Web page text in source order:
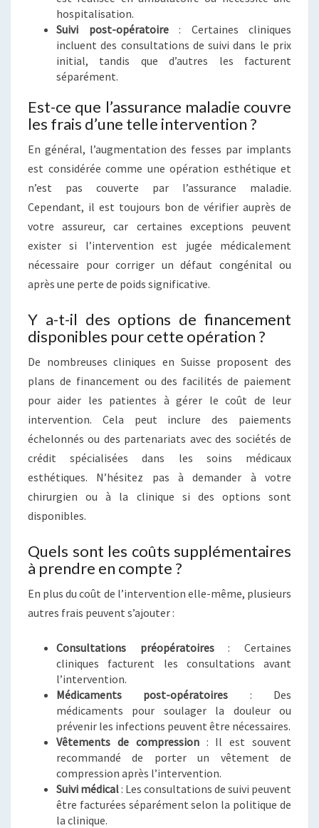
hospitalisation.
Suivi post-opératoire: Certaines cliniques
incluent des consultations de suivi dans le prix
initial, tandis que d’autres les facturent
séparément.
Est-ce que l’assurance maladie couvre
les frais d’une telle intervention ?
En général, l’augmentation des fesses par implants
est considérée comme une opération esthétique et
n’est pas couverte par l’assurance maladie.
Cependant, il est toujours bon de vérifier auprès de
votre assureur, car certaines exceptions peuvent
exister si l’intervention est jugée médicalement
nécessaire pour corriger un défaut congénital ou
après une perte de poids significative.
Y a-t-il des options de financement
disponibles pour cette opération ?
De nombreuses cliniques en Suisse proposent des
plans de financement ou des facilités de paiement
pour aider les patientes à gérer le coût de leur
intervention. Cela peut inclure des paiements
échelonnés ou des partenariats avec des sociétés de
crédit spécialisées dans les soins médicaux
esthétiques. N’hésitez pas à demander à votre
chirurgien ou à la clinique si des options sont
disponibles.
Quels sont les coûts supplémentaires
à prendre en compte ?
En plus du coût de l’intervention elle-même, plusieurs
autres frais peuvent s’ajouter :
Consultations préopératoires: Certaines
cliniques facturent les consultations avant
l’intervention.
Médicaments post-opératoires : Des
médicaments pour soulager la douleur ou
prévenir les infections peuvent être nécessaires.
Vêtements de compression: Il est souvent
recommandé de porter un vêtement de
compression après l’intervention.
Suivi médical: Les consultations de suivi peuvent
être facturées séparément selon la politique de
la clinique.